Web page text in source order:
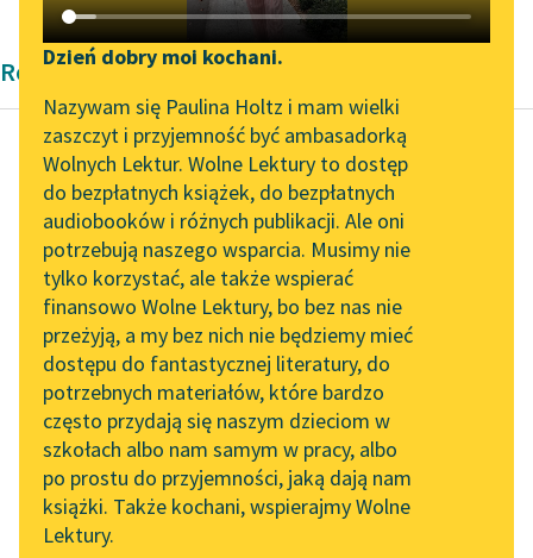
Katalog DAISY
Podkasty o książkach
Zgłoś brak utworu
Aktualności
Zapraszamy na spotkanie
online z tłumaczkami
literatury skandynawskiej
Spotkanie z Katarzyną
Tunkiel w Oslo
Wolne Lektury na 32.
Pol’and’Rock Festivalu
„Kochanek Lady
Chatterley” do słuchania
na Wolnych Lekturach
Nowy audiobook –
„Marzenie o Oriencie”
Narzędzia
Mapa Wolnych Lektur
Leśmianator
Przewodnik dla piszących i
czytających
API
OAI-PMH
Widget Wolnych Lektur
Przypisy
Dzień dobry moi kochani.
Nazywam się Paulina Holtz i mam wielki
zaszczyt i przyjemność być ambasadorką
Wolnych Lektur. Wolne Lektury to dostęp
do bezpłatnych książek, do bezpłatnych
audiobooków i różnych publikacji. Ale oni
potrzebują naszego wsparcia. Musimy nie
tylko korzystać, ale także wspierać
finansowo Wolne Lektury, bo bez nas nie
przeżyją, a my bez nich nie będziemy mieć
dostępu do fantastycznej literatury, do
potrzebnych materiałów, które bardzo
często przydają się naszym dzieciom w
szkołach albo nam samym w pracy, albo
po prostu do przyjemności, jaką dają nam
książki. Także kochani, wspierajmy Wolne
Lektury.
Rozprawa
John Stuart Mill
Poddaństwo
kobiet
Ale większa liczba
mężczyzn nie miała
sposobności
studiowania więcej jak
jednej kobiety, dlatego
chociaż paradoksalny...